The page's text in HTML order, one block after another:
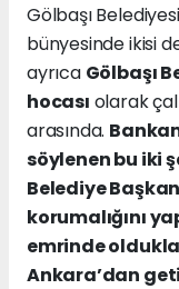
Gölbaşı
bünyesinde ikisi
ayrıca Gölbaşı
hocası olarak
arasında.
söylenen bu iki
Belediye
korumalığını
emrinde
Ankara’dan